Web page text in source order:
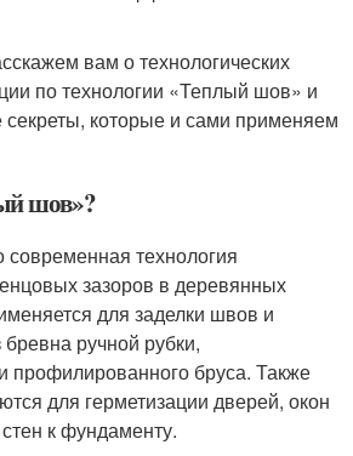
вам о технологических
по технологии «Теплый шов» и
которые и сами применяем
шов»?
технология
зазоров в деревянных
для заделки швов и
ручной рубки,
профилированного бруса. Также
для герметизации дверей, окон
к фундаменту.